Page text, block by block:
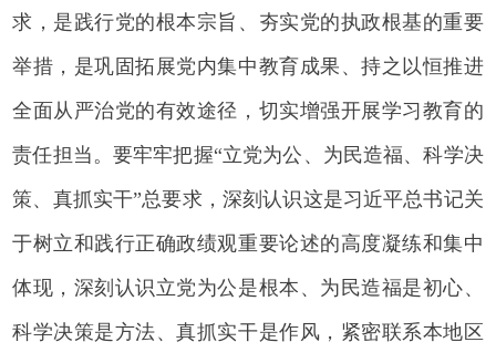
求，是践行党的根本宗旨、夯实党的执政根基的重要
举措，是巩固拓展党内集中教育成果、持之以恒推进
全面从严治党的有效途径，切实增强开展学习教育的
责任担当。要牢牢把握“立党为公、为民造福、科学决
策、真抓实干”总要求，深刻认识这是习近平总书记关
于树立和践行正确政绩观重要论述的高度凝练和集中
体现，深刻认识立党为公是根本、为民造福是初心、
科学决策是方法、真抓实干是作风，紧密联系本地区